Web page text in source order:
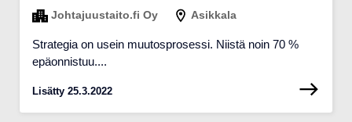
Johtajuustaito.fi Oy Asikkala
Strategia on usein muutosprosessi. Niistä noin 70 %
epäonnistuu....
Lisätty 25.3.2022